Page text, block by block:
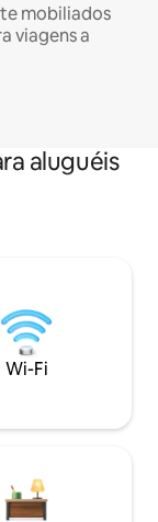
mobiliados
viagens a
aluguéis
Wi-Fi